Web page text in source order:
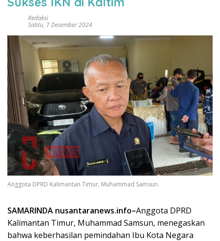
Redaksi
Sabtu, 7 Desember 2024
Anggota DPRD Kalimantan Timur, Muhammad Samsun.
SAMARINDA nusantaranews.info–Anggota DPRD
Kalimantan Timur, Muhammad Samsun, menegaskan
bahwa keberhasilan pemindahan Ibu Kota Negara